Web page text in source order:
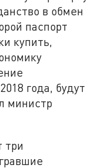
в обмен
паспорт
купить,
года, будут
министр
три